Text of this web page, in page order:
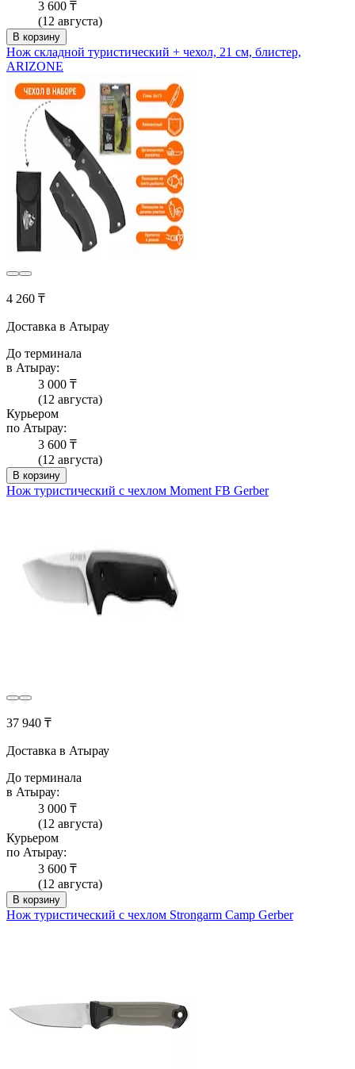
3 600 ₸
(12 августа)
В корзину
Нож складной туристический + чехол, 21 см, блистер,
ARIZONE
4 260 ₸
Доставка в Атырау
До терминала
в Атырау:
3 000 ₸
(12 августа)
Курьером
по Атырау:
3 600 ₸
(12 августа)
В корзину
Нож туристический с чехлом Moment FB Gerber
37 940 ₸
Доставка в Атырау
До терминала
в Атырау:
3 000 ₸
(12 августа)
Курьером
по Атырау:
3 600 ₸
(12 августа)
В корзину
Нож туристический с чехлом Strongarm Camp Gerber